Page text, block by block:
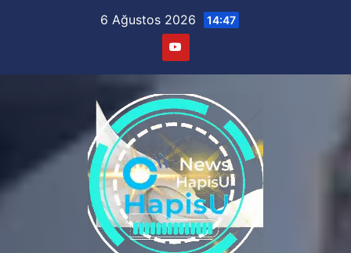
6 Ağustos 2026 14:47